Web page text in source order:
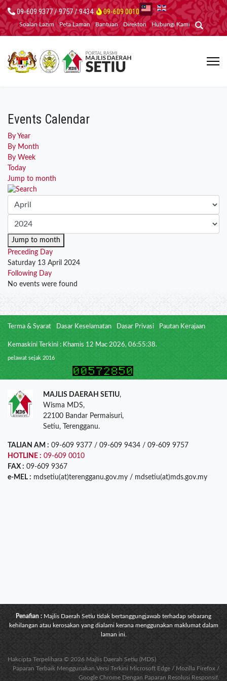
09-609 9377 / 9757 / 9434 09-609 0010
Soalan Lazim Peta Laman Bantuan Direktori Hubungi Kami
Events Calendar
By Year
By Month
By Week
Today
Jump to month
Jump to month
Preceding Day
Saturday 13 April 2024
Following Day
No events were found
Terma & Syarat Dasar Keselamatan Dasar Privasi Pautan Kerajaan
Kemaskini Terkini : Khamis 12 Mac 2026, 06:55:38.
pelawat sejak 2016
MAJLIS DAERAH SETIU,
Wisma MDS,
22100 Bandar Permaisuri,
Setiu, Terengganu.
TALIAN AM : 09-609 9377 / 09-609 9434 / 09-609 9757
HOTLINE : 09-609 0010
FAX : 09-609 9367
e-MEL : mdsetiu(at)terengganu.gov.my / mdsetiu(at)mds.gov.my
Penafian : Majlis Daerah Setiu tidak bertanggungjawab terhadap sebarang
kehilangan atau kerosakan yang dialami kerana menggunakan maklumat dalam
laman ini.
Hakcipta Terpelihara © 2026 Majlis Daerah Setiu (MDS)
Paparan Terbaik Menggunakan Versi Terkini Microsoft Edge / Mozilla Firefox /
Google Chrome Dengan Paparan Resolusi Responsif.